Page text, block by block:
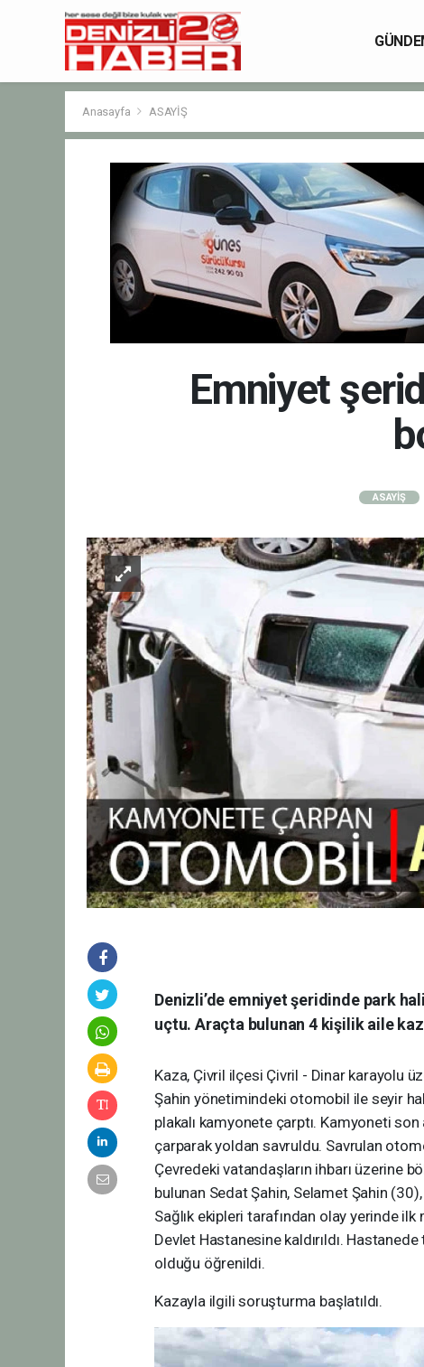
Anasayfa ASAYİŞ
Emniyet
ASAYİŞ
Denizli’de emniyet şeridinde park
uçtu. Araçta bulunan 4 kişilik aile
Kaza, Çivril ilçesi Çivril - Dinar karayolu
Şahin yönetimindeki otomobil ile seyir
plakalı kamyonete çarptı. Kamyoneti
çarparak yoldan savruldu. Savrulan
Çevredeki vatandaşların ihbarı üzerine
bulunan Sedat Şahin, Selamet Şahin
Sağlık ekipleri tarafından olay yerinde
Devlet Hastanesine kaldırıldı.
olduğu öğrenildi.
Kazayla ilgili soruşturma başlatıldı.